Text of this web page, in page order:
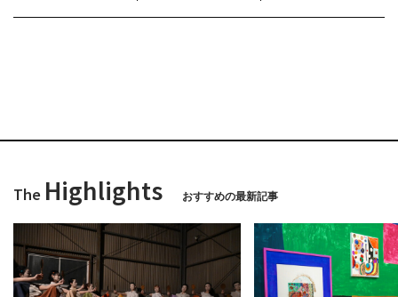
The Highlights おすすめの最新記事